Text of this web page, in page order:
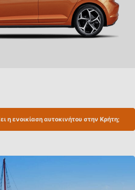
η ενοικίαση αυτοκινήτου στην Κρήτη;